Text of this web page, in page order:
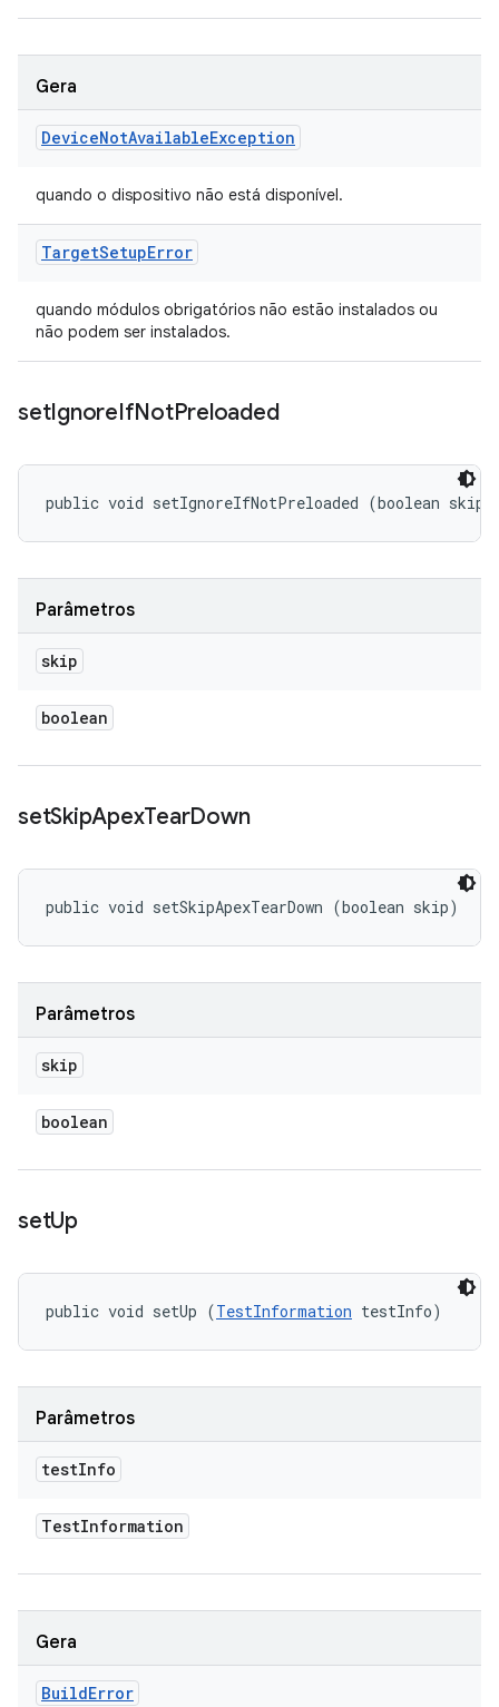
Gera
DeviceNotAvailableException
quando o dispositivo não está disponível.
TargetSetupError
quando módulos obrigatórios não estão instalados ou
não podem ser instalados.
setIgnoreIfNotPreloaded
public void setIgnoreIfNotPreloaded (boolean skip)
Parâmetros
skip
boolean
setSkipApexTearDown
public void setSkipApexTearDown (boolean skip)
Parâmetros
skip
boolean
setUp
public void setUp (TestInformation testInfo)
Parâmetros
testInfo
TestInformation
Gera
BuildError